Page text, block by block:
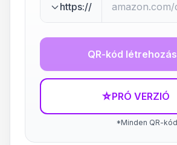
https://
QR-kód
☆PRÓ VERZIÓ
*Minden QR-